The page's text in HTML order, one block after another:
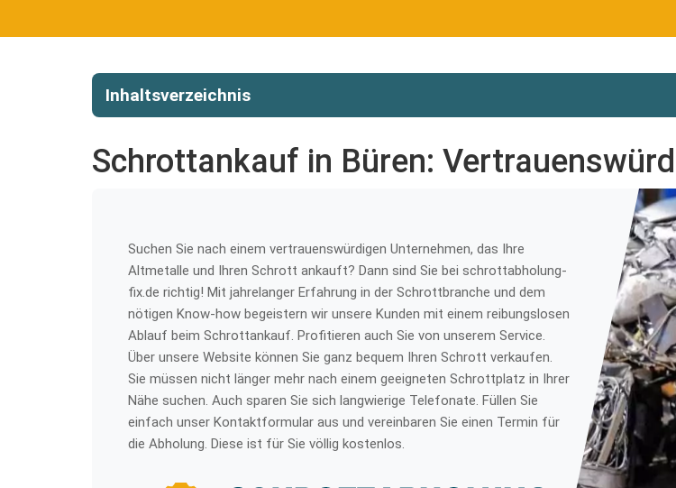
Inhaltsverzeichnis
Schrottankauf in Büren:
Suchen Sie nach einem vertrauenswürdigen Unternehmen, das Ihre
Altmetalle und Ihren Schrott ankauft? Dann sind Sie bei schrottabholung-
fix.de richtig! Mit jahrelanger Erfahrung in der Schrottbranche und dem
nötigen Know-how begeistern wir unsere Kunden mit einem reibungslosen
Ablauf beim Schrottankauf. Profitieren auch Sie von unserem Service.
Über unsere Website können Sie ganz bequem Ihren Schrott verkaufen.
Sie müssen nicht länger mehr nach einem geeigneten Schrottplatz in Ihrer
Nähe suchen. Auch sparen Sie sich langwierige Telefonate. Füllen Sie
einfach unser Kontaktformular aus und vereinbaren Sie einen Termin für
die Abholung. Diese ist für Sie völlig kostenlos.